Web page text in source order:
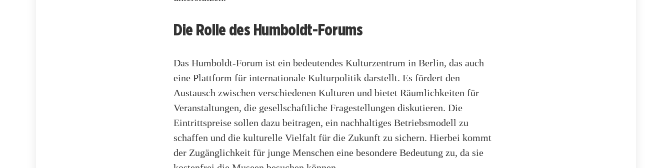
Die Rolle des Humboldt-Forums
Das Humboldt-Forum ist ein bedeutendes Kulturzentrum in Berlin, das auch
eine Plattform für internationale Kulturpolitik darstellt. Es fördert den
Austausch zwischen verschiedenen Kulturen und bietet Räumlichkeiten für
Veranstaltungen, die gesellschaftliche Fragestellungen diskutieren. Die
Eintrittspreise sollen dazu beitragen, ein nachhaltiges Betriebsmodell zu
schaffen und die kulturelle Vielfalt für die Zukunft zu sichern. Hierbei kommt
der Zugänglichkeit für junge Menschen eine besondere Bedeutung zu, da sie